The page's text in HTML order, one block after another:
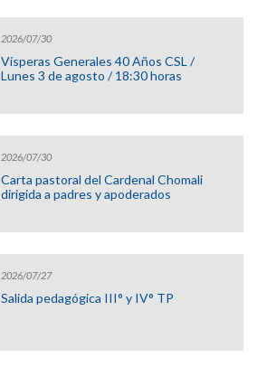
2026/07/30
Vísperas Generales 40 Años CSL /
Lunes 3 de agosto / 18:30 horas
2026/07/30
Carta pastoral del Cardenal Chomali
dirigida a padres y apoderados
2026/07/27
Salida pedagógica III° y IV° TP